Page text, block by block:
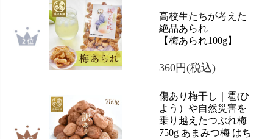
高校生たちが考えた
絶品あられ
【梅あられ100g】
360円(税込)
傷あり梅干し｜雹(ひ
よう）や自然災害を
乗り越えたつぶれ梅
750g あまみつ梅 はち